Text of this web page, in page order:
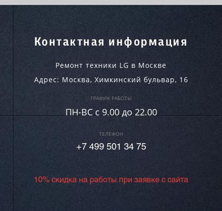
Контактная информация
Ремонт техники LG в Москве
Адрес: Москва, Химкинский бульвар, 16
ГРАФИК РАБОТЫ
ПН-ВC c 9.00 до 22.00
ТЕЛЕФОН
+7 499 501 34 75
10% скидка на работы при заявке с сайта